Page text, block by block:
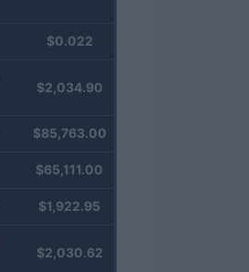
$0.022
$2,034.90
$85,763.00
$65,111.00
$1,922.95
$2,030.62